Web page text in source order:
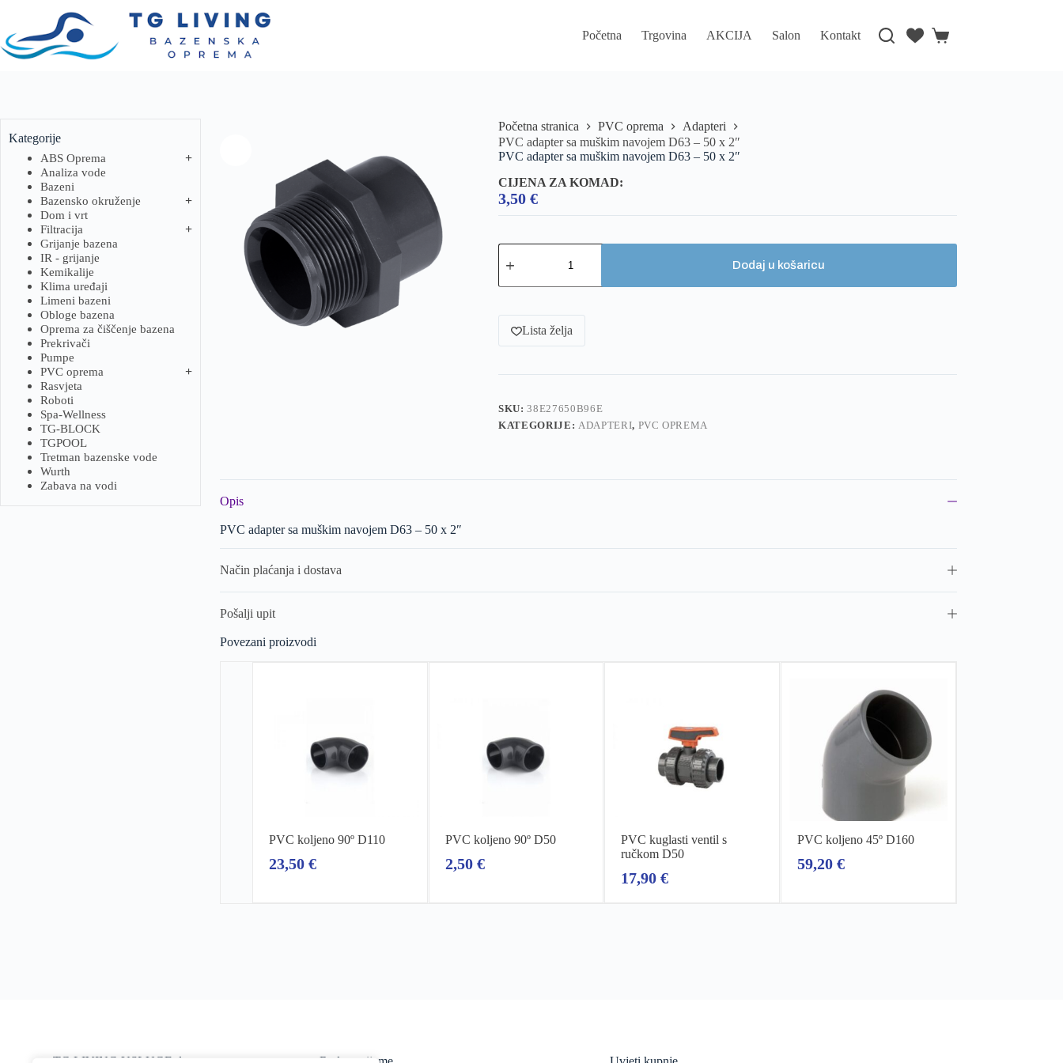
Početna Trgovina AKCIJA Salon Kontakt
Početna stranica PVC oprema
Adapteri
PVC adapter sa muškim navojem D63 – 50 x 2″
PVC adapter sa muškim navojem D63 – 50 x 2″
CIJENA ZA KOMAD:
3,50€
Dodaj u košaricu
Lista želja
SKU:38E27650B96E
KATEGORIJE: ADAPTERI, PVC OPREMA
Opis
PVC adapter sa muškim navojem D63 – 50 x 2″
Način plaćanja i dostava
Pošalji upit
Povezani proizvodi
PVC koljeno 90º D110
23,50€
PVC koljeno 90º D50
2,50 €
PVC kuglasti ventil s
ručkom D50
17,90€
PVC koljeno 45º D160
59,20 €
Kategorije
ABS Oprema
Analiza vode
Bazeni
Bazensko okruženje
Dom i vrt
Filtracija
Grijanje bazena
IR - grijanje
Kemikalije
Klima uređaji
Limeni bazeni
Obloge bazena
Oprema za čiščenje bazena
Prekrivači
Pumpe
PVC oprema
Rasvjeta
Roboti
Spa-Wellness
TG-BLOCK
TGPOOL
Tretman bazenske vode
Wurth
Zabava na vodi